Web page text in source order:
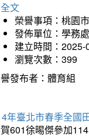
文
榮譽事項：桃園
發佈單位：學務處
建立時間：2025-
瀏覽次數：399
發布者：體育組
年臺北市春季全國
601徐晹傑參加